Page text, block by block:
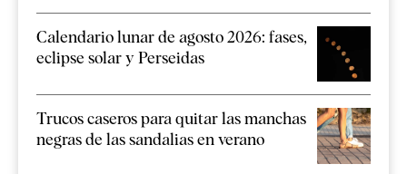
Calendario lunar de agosto 2026: fases,
eclipse solar y Perseidas
Trucos caseros para quitar las manchas
negras de las sandalias en verano